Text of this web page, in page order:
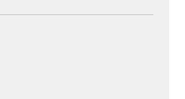
flik, extern webbplats,
webbplats,
flik, extern webbplats,